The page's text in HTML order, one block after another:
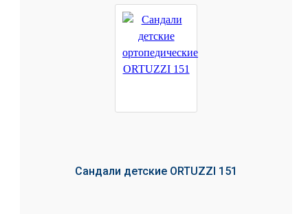
Сандали детские ORTUZZI 151